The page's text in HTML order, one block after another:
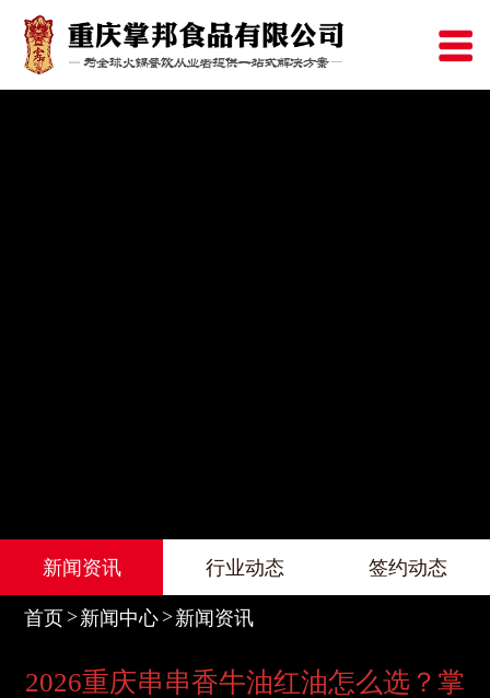
新闻资讯 行业动态 签约动态
首页 新闻中心 新闻资讯
2026重庆串串香牛油红油怎么选？掌